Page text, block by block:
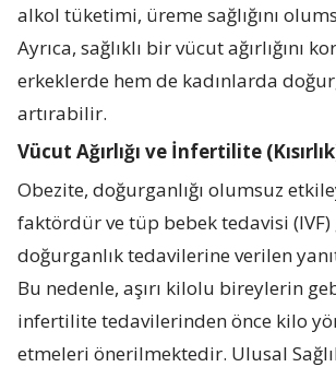
alkol tüketimi, üreme sağlığını
Ayrıca, sağlıklı bir vücut ağırlığını
erkeklerde hem de kadınlarda
artırabilir.
Vücut Ağırlığı ve İnfertilite
Obezite, doğurganlığı olumsuz
faktördür ve tüp bebek tedavisi
doğurganlık tedavilerine verilen
Bu nedenle, aşırı kilolu bireylerin
infertilite tedavilerinden önce kilo
etmeleri önerilmektedir. Ulusal